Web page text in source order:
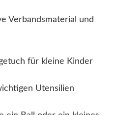
Verbandsmaterial und
für kleine Kinder
Utensilien